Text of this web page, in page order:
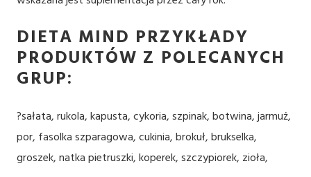
DIETA MIND PRZYKŁADY
PRODUKTÓW Z POLECANYCH
GRUP:
?sałata, rukola, kapusta, cykoria, szpinak, botwina, jarmuż,
por, fasolka szparagowa, cukinia, brokuł, brukselka,
groszek, natka pietruszki, koperek, szczypiorek, zioła,